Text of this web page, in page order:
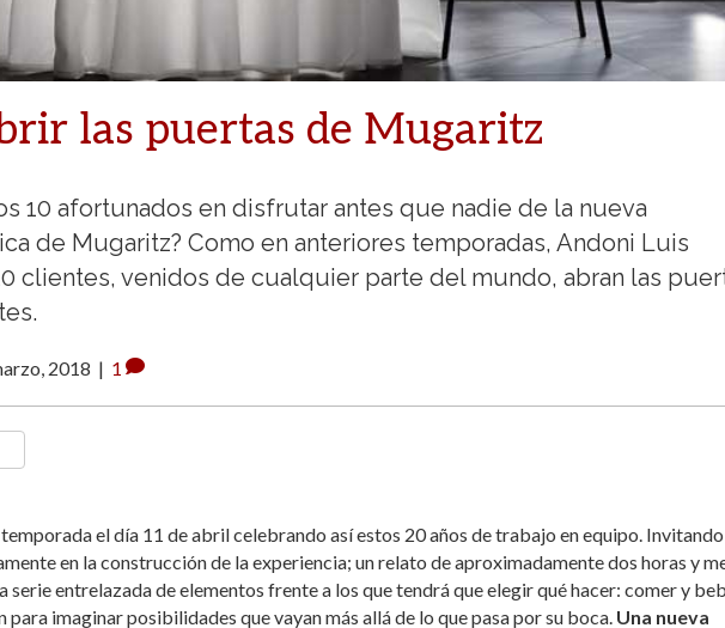
las puertas de Mugaritz
10 afortunados en disfrutar antes que nadie de la nueva
de Mugaritz? Como en anteriores temporadas, Andoni Luis
clientes, venidos de cualquier parte del mundo, abran las
2018 | 1
el día 11 de abril celebrando así estos 20 años de trabajo en equipo. Invitando
en la construcción de la experiencia; un relato de aproximadamente dos horas y
serie entrelazada de elementos frente a los que tendrá que elegir qué hacer: comer y
imaginar posibilidades que vayan más allá de lo que pasa por su boca. Una nueva